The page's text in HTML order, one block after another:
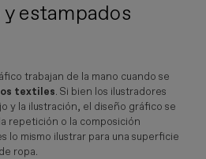
estampados
trabajan de la mano cuando se
textiles. Si bien los ilustradores
y la ilustración, el diseño gráfico se
repetición o la composición
lo mismo ilustrar para una superficie
ropa.